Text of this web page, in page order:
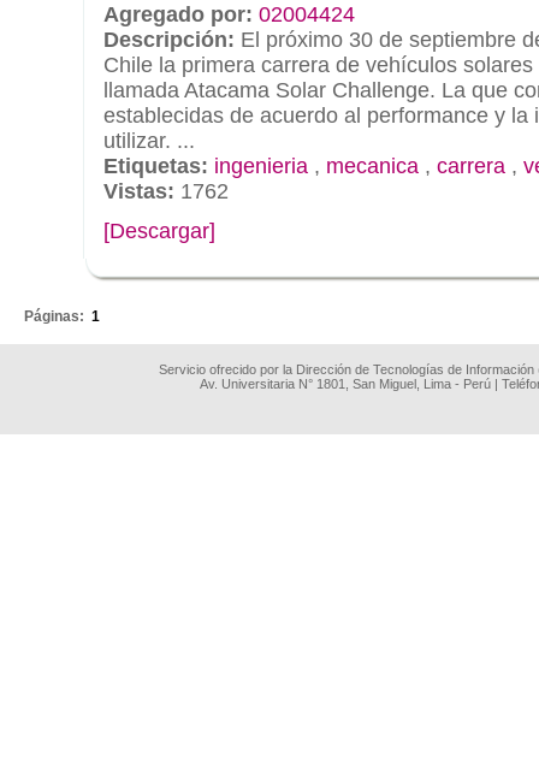
Agregado por: 02004424
Descripción: El próximo 30 de septiembre
Chile la primera carrera de vehículos
llamada Atacama Solar Challenge. La que
establecidas de acuerdo al performance y la
utilizar. ...
Etiquetas: ingenieria , mecanica , carrera ,
Vistas: 1762
[Descargar]
Páginas: 1
Servicio ofrecido por la Dirección de Tecnologías de
Av. Universitaria N° 1801, San Miguel, Lima - Perú |